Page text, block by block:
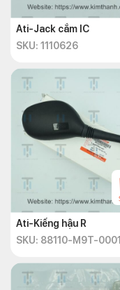
Ati-Jack cắm IC
SKU: 1110626
Ati-Kiếng hậu R
SKU: 88110-M9T-0001